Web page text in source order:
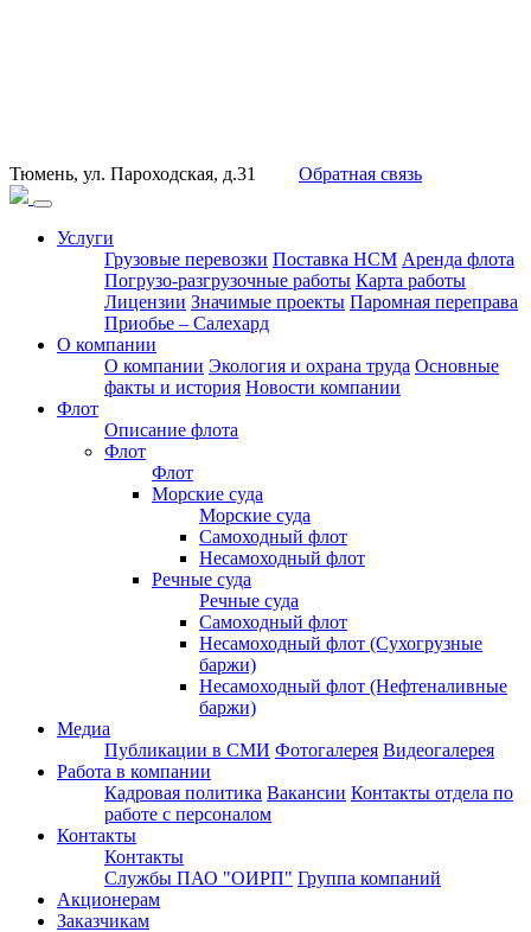
Тюмень, ул. Пароходская, д.31 Обратная связь
Услуги
Грузовые перевозки Поставка НСМ Аренда флота
Погрузо-разгрузочные работы Карта работы
Лицензии Значимые проекты Паромная переправа
Приобье – Салехард
О компании
О компании Экология и охрана труда Основные
факты и история Новости компании
Флот
Описание флота
Флот
Флот
Морские суда
Морские суда
Самоходный флот
Несамоходный флот
Речные суда
Речные суда
Самоходный флот
Несамоходный флот (Сухогрузные
баржи)
Несамоходный флот (Нефтеналивные
баржи)
Медиа
Публикации в СМИ Фотогалерея Видеогалерея
Работа в компании
Кадровая политика Вакансии Контакты отдела по
работе с персоналом
Контакты
Контакты
Службы ПАО "ОИРП" Группа компаний
Акционерам
Заказчикам